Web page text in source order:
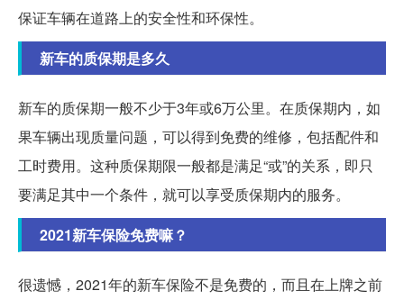
保证车辆在道路上的安全性和环保性。
新车的质保期是多久
新车的质保期一般不少于3年或6万公里。在质保期内，如
果车辆出现质量问题，可以得到免费的维修，包括配件和
工时费用。这种质保期限一般都是满足“或”的关系，即只
要满足其中一个条件，就可以享受质保期内的服务。
2021新车保险免费嘛？
很遗憾，2021年的新车保险不是免费的，而且在上牌之前